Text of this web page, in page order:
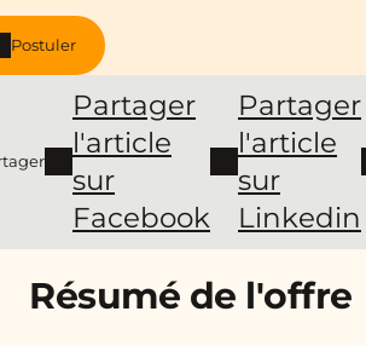
Postuler
Partager
l'article
sur
Facebook
Partager
l'article
sur
Linkedin
Résumé de l'offre